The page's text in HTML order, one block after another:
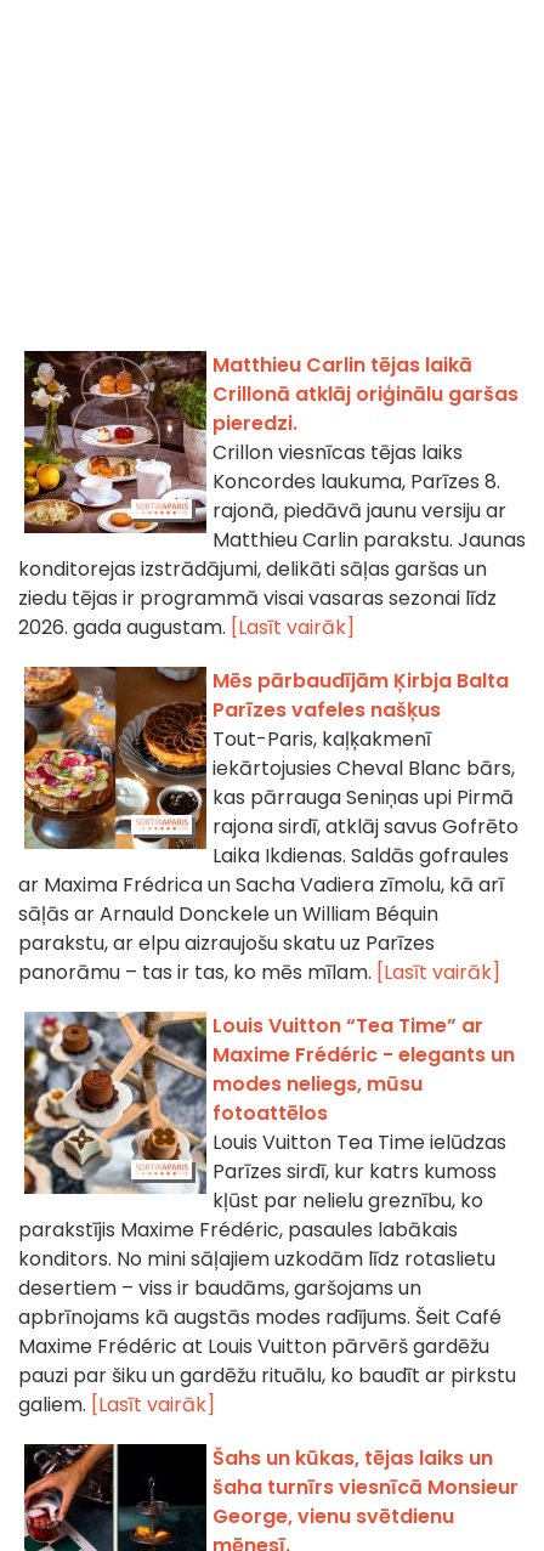
Matthieu Carlin tējas laikā
Crillonā atklāj oriģinālu garšas
pieredzi.
Crillon viesnīcas tējas laiks
Koncordes laukuma, Parīzes 8.
rajonā, piedāvā jaunu versiju ar
Matthieu Carlin parakstu. Jaunas
konditorejas izstrādājumi, delikāti sāļas garšas un
ziedu tējas ir programmā visai vasaras sezonai līdz
2026. gada augustam. [Lasīt vairāk]
Mēs pārbaudījām Ķirbja Balta
Parīzes vafeles našķus
Tout-Paris, kaļķakmenī
iekārtojusies Cheval Blanc bārs,
kas pārrauga Seniņas upi Pirmā
rajona sirdī, atklāj savus Gofrēto
Laika Ikdienas. Saldās gofraules
ar Maxima Frédrica un Sacha Vadiera zīmolu, kā arī
sāļās ar Arnauld Donckele un William Béquin
parakstu, ar elpu aizraujošu skatu uz Parīzes
panorāmu – tas ir tas, ko mēs mīlam. [Lasīt vairāk]
Louis Vuitton “Tea Time” ar
Maxime Frédéric - elegants un
modes neliegs, mūsu
fotoattēlos
Louis Vuitton Tea Time ielūdzas
Parīzes sirdī, kur katrs kumoss
kļūst par nelielu greznību, ko
parakstījis Maxime Frédéric, pasaules labākais
konditors. No mini sāļajiem uzkodām līdz rotaslietu
desertiem – viss ir baudāms, garšojams un
apbrīnojams kā augstās modes radījums. Šeit Café
Maxime Frédéric at Louis Vuitton pārvērš gardēžu
pauzi par šiku un gardēžu rituālu, ko baudīt ar pirkstu
galiem. [Lasīt vairāk]
Šahs un kūkas, tējas laiks un
šaha turnīrs viesnīcā Monsieur
George, vienu svētdienu